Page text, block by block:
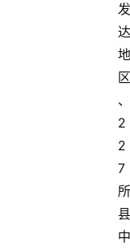
发
达
地
区
、
2
2
7
所
县
中